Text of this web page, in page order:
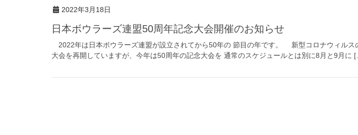
2022年3月18日
日本ボウラーズ連盟50周年記念大会開催のお知らせ
2022年は日本ボウラーズ連盟が設立されてから50年の 節目の年です。 新型コロナウィルス
大会を再開していますが、今年は50周年の記念大会を 通常のスケジュールとは別に8月と9月に